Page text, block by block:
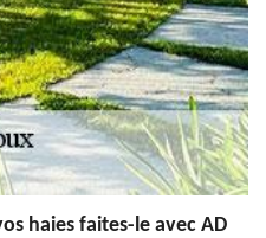
haies faites-le avec AD